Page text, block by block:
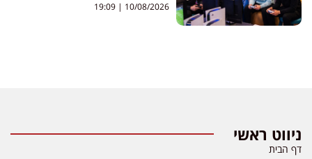
10/08/2026
ניווט ראשי
דף הבית